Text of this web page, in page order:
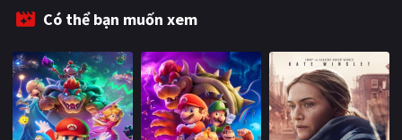
Có thể bạn muốn xem